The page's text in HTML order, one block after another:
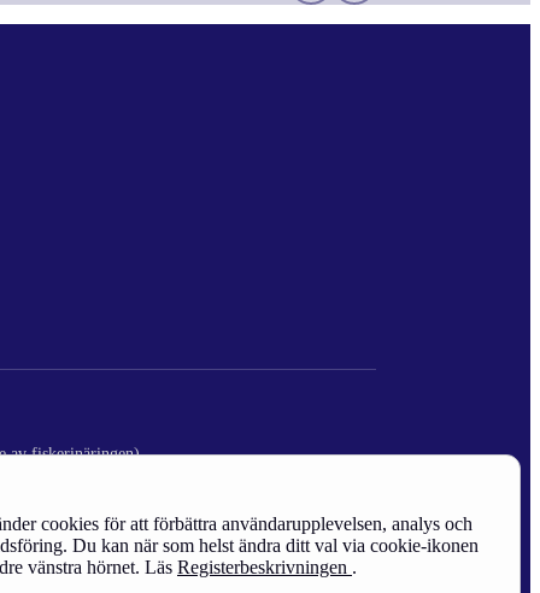
cookies för att förbättra användarupplevelsen, analys och
Du kan när som helst ändra ditt val via cookie-ikonen
vänstra hörnet. Läs Registerbeskrivningen .
av fiskerinäringen)